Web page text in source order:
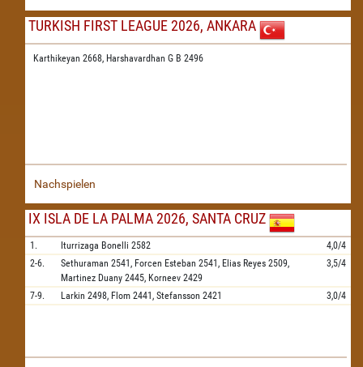
TURKISH FIRST LEAGUE 2026, ANKARA
Karthikeyan 2668, Harshavardhan G B 2496
Nachspielen
IX ISLA DE LA PALMA 2026, SANTA CRUZ
1. Iturrizaga Bonelli 2582
4,0/4
2-6.
Sethuraman 2541, Forcen Esteban 2541, Elias Reyes 2509,
Martinez Duany 2445, Korneev 2429
3,5/4
7-9. Larkin 2498, Flom 2441, Stefansson 2421 3,0/4